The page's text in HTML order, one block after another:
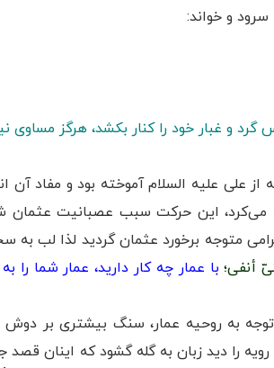
و خواند:
و غبار خود را کنار بکشد، هرگز مساوی
علی علیه السلام آموخته بود و مفاد آن
می‌کرد، این حرکت سبب عصبانیت
متوجه برخورد عثمان گردید لذا لب به
أنفی؛ با عمار چه کار دارید، عمار شما
توجه به روحیه عمار، سنگ بیشتری بر
را دید زبان به گله گشود که اینان